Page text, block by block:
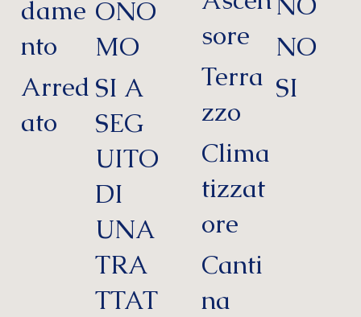
dame
nto
Arred
ato
ONO
MO
SI A
SEG
UITO
DI
UNA
TRA
TTAT
sore
Terra
zzo
Clima
tizzat
ore
Canti
na
NO
SI